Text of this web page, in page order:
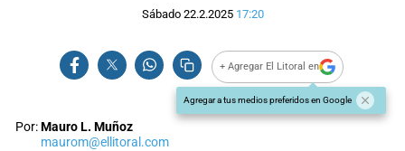
Sábado 22.2.2025 17:20
+ Agregar El Litoral en
Agregar a tus medios preferidos en Google
Por:Mauro L. Muñoz
maurom@ellitoral.com